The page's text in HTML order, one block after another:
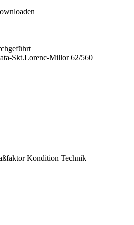
Skt.Lorenc-Millor 62/560
Kondition Technik